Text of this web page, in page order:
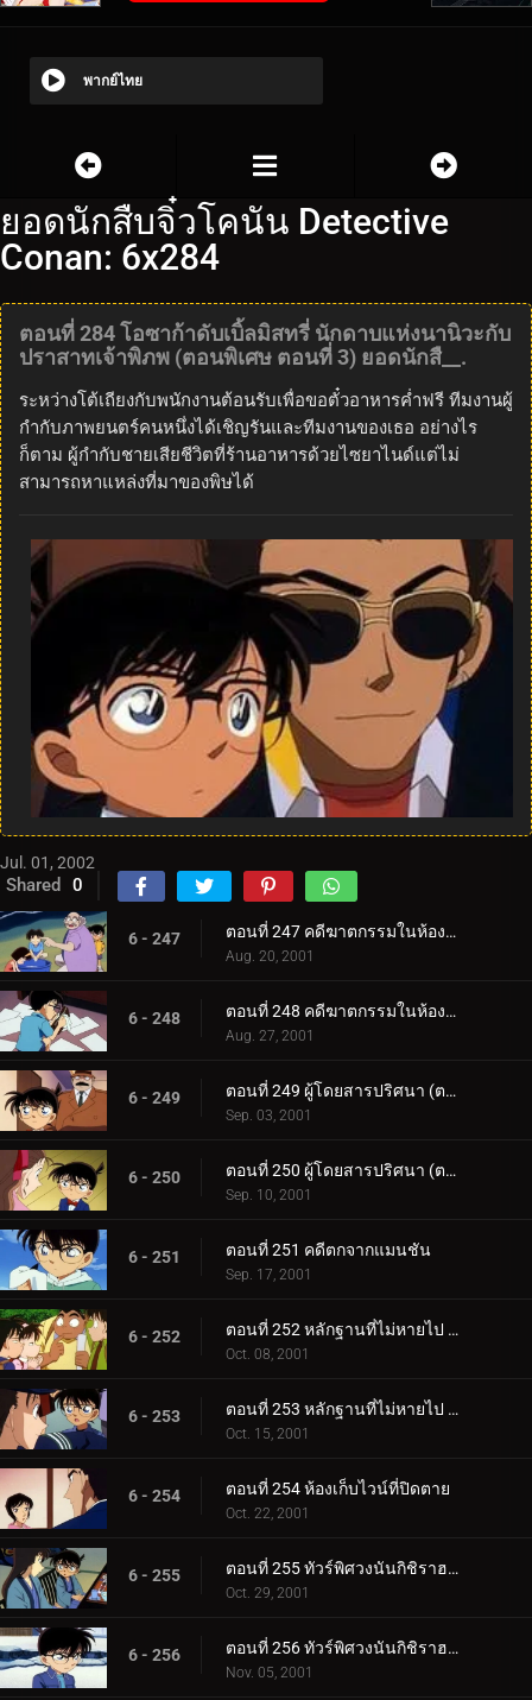
พากย์ไทย
ยอดนักสืบจิ๋วโคนัน Detective
Conan: 6x284
ตอนที่ 284 โอซาก้าดับเบิ้ลมิสทรี่ นักดาบแห่งนานิวะกับ
ปราสาทเจ้าพิภพ (ตอนพิเศษ ตอนที่ 3) ยอดนักสื__.
ระหว่างโต้เถียงกับพนักงานต้อนรับเพื่อขอตั๋วอาหารค่ำฟรี ทีมงานผู้
กำกับภาพยนตร์คนหนึ่งได้เชิญรันและทีมงานของเธอ อย่างไร
ก็ตาม ผู้กำกับชายเสียชีวิตที่ร้านอาหารด้วยไซยาไนด์แต่ไม่
สามารถหาแหล่งที่มาของพิษได้
Jul. 01, 2002
Shared 0
6 - 247 ตอนที่ 247 คดีฆาตกรรมในห้องเรียนเครื่องปั้น (ตอนแรก)
Aug. 20, 2001
6 - 248 ตอนที่ 248 คดีฆาตกรรมในห้องเรียนเครื่องปั้น (ตอนจบ)
Aug. 27, 2001
6 - 249 ตอนที่ 249 ผู้โดยสารปริศนา (ตอนแรก)
Sep. 03, 2001
6 - 250 ตอนที่ 250 ผู้โดยสารปริศนา (ตอนจบ)
Sep. 10, 2001
6 - 251 ตอนที่ 251 คดีตกจากแมนชัน
Sep. 17, 2001
6 - 252 ตอนที่ 252 หลักฐานที่ไม่หายไป (ตอนแรก)
Oct. 08, 2001
6 - 253 ตอนที่ 253 หลักฐานที่ไม่หายไป (ตอนจบ)
Oct. 15, 2001
6 - 254 ตอนที่ 254 ห้องเก็บไวน์ที่ปิดตาย
Oct. 22, 2001
6 - 255 ตอนที่ 255 ทัวร์พิศวงนันกิชิราฮามะ (ตอนแรก)
Oct. 29, 2001
6 - 256 ตอนที่ 256 ทัวร์พิศวงนันกิชิราฮามะ (ตอนจบ)
Nov. 05, 2001